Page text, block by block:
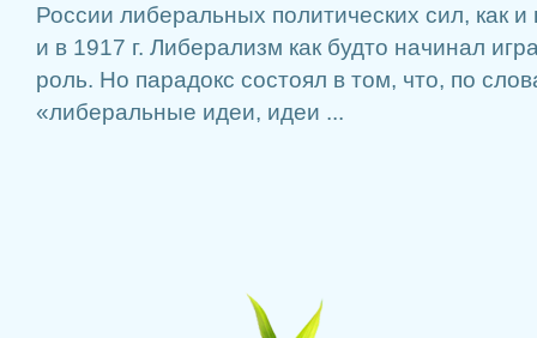
России либеральных политических сил, как и
и в 1917 г. Либерализм как будто начинал
роль. Но парадокс состоял в том, что, по
«либеральные идеи, идеи ...